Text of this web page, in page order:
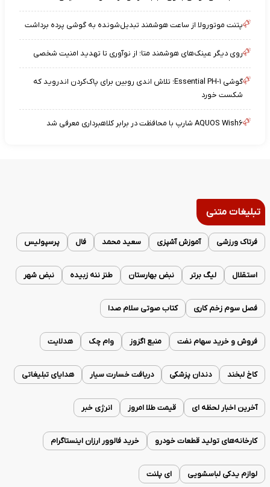
پتنت موتورولا از ساعت هوشمند تبدیل‌شونده به گوشی پرده برداشت
روی دیگر عینک‌های هوشمند متا؛ از نوآوری تا تهدید امنیت شخصی
گوشی Essential PH-۱؛ تلاش اندی روبین برای پاک‌کردن اندروید که
شکست خورد
AQUOS Wish۶ شارپ با محافظت در برابر کلاهبرداری معرفی شد
تبلیغات متنی
فرتاک ورزشی آموزش آشپزی سعید محمد فال پرسپولیس
استقلال لیگ برتر نبض بهارستان طنز ننه زبیده نبض شهر
فصل سوم زخم کاری کتاب صوتی سلام صدا
فروش و خرید سهام نفت منبع اگزوز وام چک هدلایت
کاخ لبخند دندان پزشکی دریافت خسارت سیار هدایای تبلیغاتی
آخرین اخبار لحظه ای قیمت طلا امروز انرژی خبر
کارخانه‌های تولید قطعات خودرو خرید فالوور ارزان اینستاگرام
لوازم یدکی لباسشویی ای پلنت